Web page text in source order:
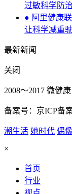
过敏科学防
● 阿里健康
让科学减重
最新新闻
关闭
2008～2017 微健
备案号：京ICP备
潮生活 她时代 偶
×
首页
行业